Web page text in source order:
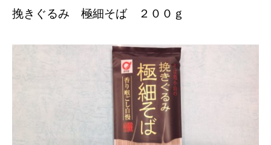
挽きぐるみ 極細そば ２００ｇ